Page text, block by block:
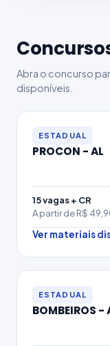
Abra o concurso
disponíveis.
ESTADUAL
PROCON - AL
15 vagas + CR
A partir de R$
Ver materiais
ESTADUAL
BOMBEIROS -